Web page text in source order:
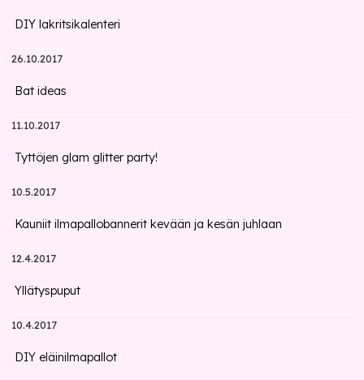
DIY lakritsikalenteri
26.10.2017
Bat ideas
11.10.2017
Tyttöjen glam glitter party!
10.5.2017
Kauniit ilmapallobannerit kevään ja kesän juhlaan
12.4.2017
Yllätyspuput
10.4.2017
DIY eläinilmapallot